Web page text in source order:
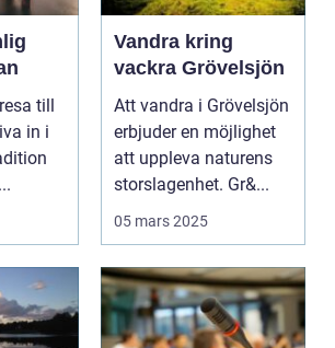
till
in i
Vandra kring
vackra Grövelsjön
Att vandra i Grövelsjön
erbjuder en möjlighet
att uppleva naturens
storslagenhet. Gr&...
05 mars 2025